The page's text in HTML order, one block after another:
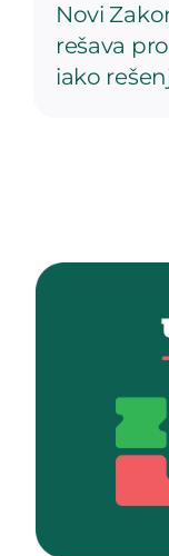
Novi
rešava
iako